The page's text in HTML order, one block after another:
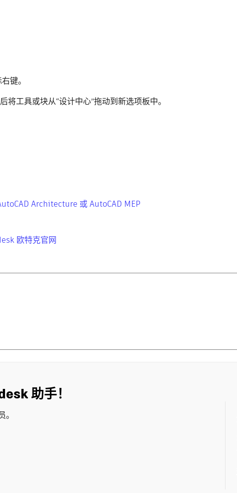
键。
将工具或块从“设计中心”拖动到新选项板中。
Architecture 或 AutoCAD MEP
欧特克官网
助手！